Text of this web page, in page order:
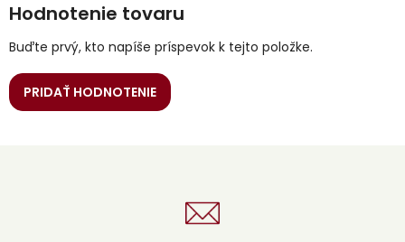
Hodnotenie tovaru
Buďte prvý, kto napíše príspevok k tejto položke.
PRIDAŤ HODNOTENIE